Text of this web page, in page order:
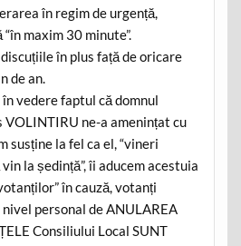
în regim de urgență,
maxim 30 minute”.
în plus față de oricare
de an.
vedere faptul că domnul
ne-a amenințat cu
susține la fel ca el, “vineri
la ședință”, îi aducem acestuia
în cauză, votanți
personal de ANULAREA
Consiliului Local SUNT